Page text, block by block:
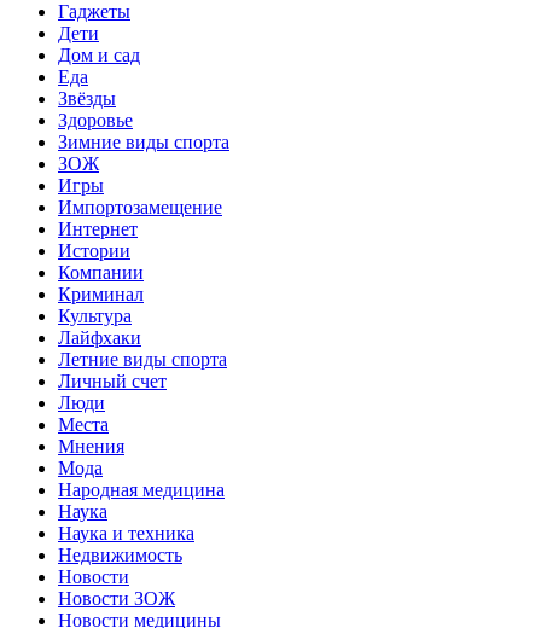
Гаджеты
Дети
Дом и сад
Еда
Звёзды
Здоровье
Зимние виды спорта
ЗОЖ
Игры
Импортозамещение
Интернет
Истории
Компании
Криминал
Культура
Лайфхаки
Летние виды спорта
Личный счет
Люди
Места
Мнения
Мода
Народная медицина
Наука
Наука и техника
Недвижимость
Новости
Новости ЗОЖ
Новости медицины